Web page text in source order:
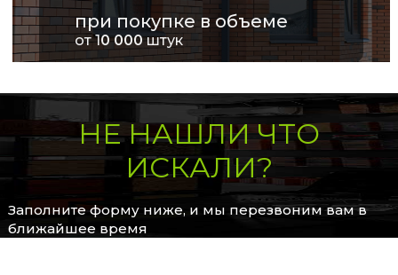
при покупке в объеме
от 10 000штук
НЕ НАШЛИ ЧТО
ИСКАЛИ?
Заполните форму ниже, и мы перезвоним вам в
ближайшее время